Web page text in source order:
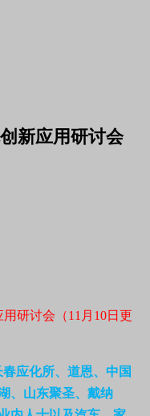
新应用研讨会
应化所、道恩、 中国
、山东聚圣、戴纳